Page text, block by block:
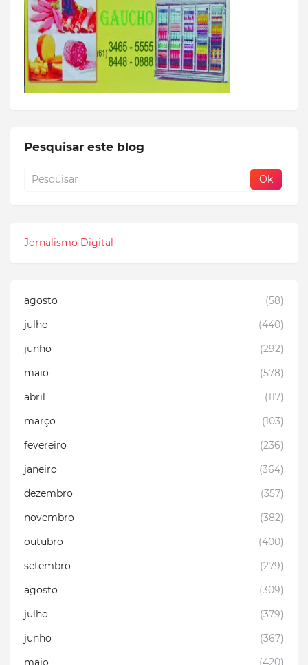
Pesquisar este blog
Jornalismo Digital
agosto
(58)
julho
(440)
junho
(292)
maio
(578)
abril
(117)
março
(103)
fevereiro
(236)
janeiro
(364)
dezembro
(357)
novembro
(382)
outubro
(400)
setembro
(279)
agosto
(309)
julho
(379)
junho
(367)
maio
(420)